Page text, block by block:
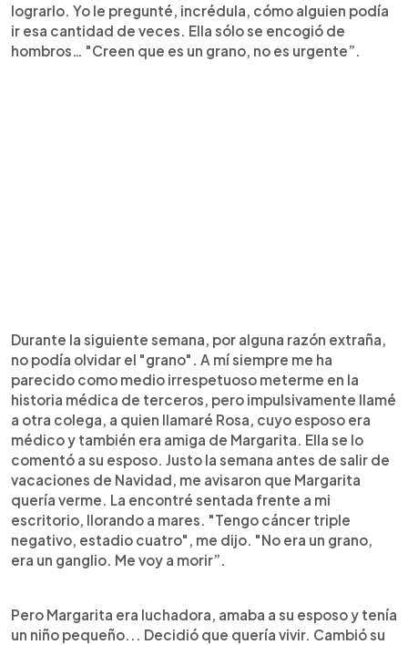
lograrlo. Yo le pregunté, incrédula, cómo alguien podía
ir esa cantidad de veces. Ella sólo se encogió de
hombros… "Creen que es un grano, no es urgente”.
Durante la siguiente semana, por alguna razón extraña,
no podía olvidar el "grano". A mí siempre me ha
parecido como medio irrespetuoso meterme en la
historia médica de terceros, pero impulsivamente llamé
a otra colega, a quien llamaré Rosa, cuyo esposo era
médico y también era amiga de Margarita. Ella se lo
comentó a su esposo. Justo la semana antes de salir de
vacaciones de Navidad, me avisaron que Margarita
quería verme. La encontré sentada frente a mi
escritorio, llorando a mares. "Tengo cáncer triple
negativo, estadio cuatro", me dijo. "No era un grano,
era un ganglio. Me voy a morir”.
Pero Margarita era luchadora, amaba a su esposo y tenía
un niño pequeño... Decidió que quería vivir. Cambió su